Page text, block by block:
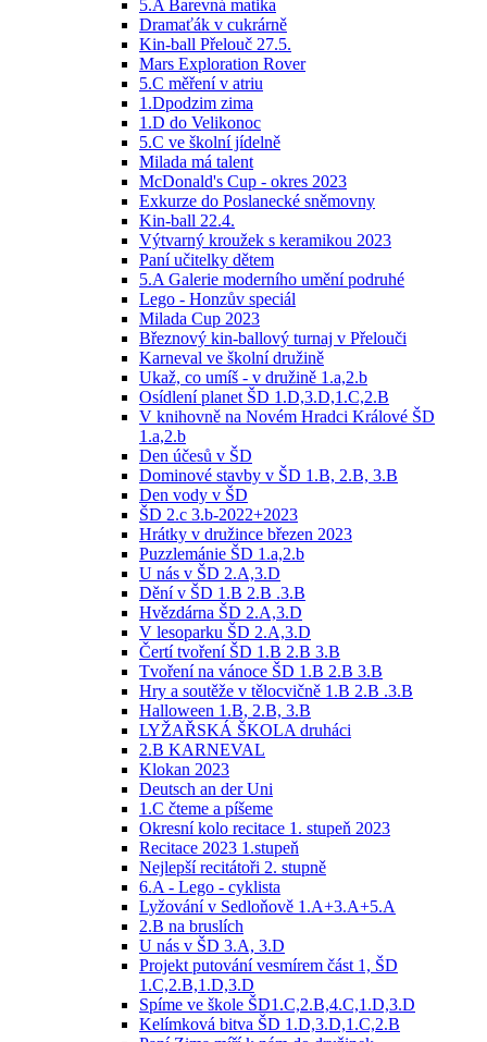
5.A Barevná matika
Dramaťák v cukrárně
Kin-ball Přelouč 27.5.
Mars Exploration Rover
5.C měření v atriu
1.Dpodzim zima
1.D do Velikonoc
5.C ve školní jídelně
Milada má talent
McDonald's Cup - okres 2023
Exkurze do Poslanecké sněmovny
Kin-ball 22.4.
Výtvarný kroužek s keramikou 2023
Paní učitelky dětem
5.A Galerie moderního umění podruhé
Lego - Honzův speciál
Milada Cup 2023
Březnový kin-ballový turnaj v Přelouči
Karneval ve školní družině
Ukaž, co umíš - v družině 1.a,2.b
Osídlení planet ŠD 1.D,3.D,1.C,2.B
V knihovně na Novém Hradci Králové ŠD
1.a,2.b
Den účesů v ŠD
Dominové stavby v ŠD 1.B, 2.B, 3.B
Den vody v ŠD
ŠD 2.c 3.b-2022+2023
Hrátky v družince březen 2023
Puzzlemánie ŠD 1.a,2.b
U nás v ŠD 2.A,3.D
Dění v ŠD 1.B 2.B .3.B
Hvězdárna ŠD 2.A,3.D
V lesoparku ŠD 2.A,3.D
Čertí tvoření ŠD 1.B 2.B 3.B
Tvoření na vánoce ŠD 1.B 2.B 3.B
Hry a soutěže v tělocvičně 1.B 2.B .3.B
Halloween 1.B, 2.B, 3.B
LYŽAŘSKÁ ŠKOLA druháci
2.B KARNEVAL
Klokan 2023
Deutsch an der Uni
1.C čteme a píšeme
Okresní kolo recitace 1. stupeň 2023
Recitace 2023 1.stupeň
Nejlepší recitátoři 2. stupně
6.A - Lego - cyklista
Lyžování v Sedloňově 1.A+3.A+5.A
2.B na bruslích
U nás v ŠD 3.A, 3.D
Projekt putování vesmírem část 1, ŠD
1.C,2.B,1.D,3.D
Spíme ve škole ŠD1.C,2.B,4.C,1.D,3.D
Kelímková bitva ŠD 1.D,3.D,1.C,2.B